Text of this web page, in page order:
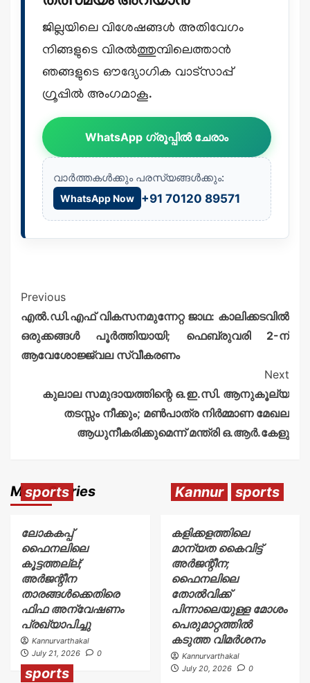
ജില്ലയിലെ വിശേഷങ്ങൾ അതിവേഗം
നിങ്ങളുടെ വിരൽത്തുമ്പിലെത്താൻ
ഞങ്ങളുടെ ഔദ്യോഗിക വാട്സാപ്പ്
ഗ്രൂപ്പിൽ അംഗമാകൂ.
WhatsApp ഗ്രൂപ്പിൽ ചേരാം
വാർത്തകൾക്കും പരസ്യങ്ങൾക്കും:
WhatsApp Now +91 70120 89571
Previous
എൽ.ഡി.എഫ് വികസനമുന്നേറ്റ ജാഥ: കാലിക്കടവിൽ
ഒരുക്കങ്ങൾ പൂർത്തിയായി; ഫെബ്രുവരി 2-ന്
ആവേശോജ്ജ്വല സ്വീകരണം
Next
കുലാല സമുദായത്തിന്റെ ഒ.ഇ.സി. ആനുകൂല്യ
തടസ്സം നീക്കും; മൺപാത്ര നിർമ്മാണ മേഖല
ആധുനീകരിക്കുമെന്ന് മന്ത്രി ഒ.ആർ.കേളു
More Stories
sports
ലോകകപ്പ്
ഫൈനലിലെ
കൂട്ടത്തല്ല്;
അർജന്റീന
താരങ്ങൾക്കെതിരെ
ഫിഫ അന്വേഷണം
പ്രഖ്യാപിച്ചു
Kannurvarthakal
July 21, 2026
0
Kannur sports
കളിക്കളത്തിലെ
മാന്യത കൈവിട്ട്
അർജന്റീന;
ഫൈനലിലെ
തോൽവിക്ക്
പിന്നാലെയുള്ള മോശം
പെരുമാറ്റത്തിൽ
കടുത്ത വിമർശനം
Kannurvarthakal
July 20, 2026
0
sports